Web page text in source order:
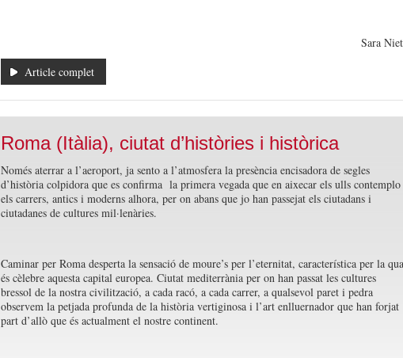
Sara
Article complet
Roma (Itàlia), ciutat d’històries i històrica
Només aterrar a l’aeroport, ja sento a l’atmosfera la presència encisadora de segles
d’història colpidora que es confirma la primera vegada que en aixecar els ulls contemplo
els carrers, antics i moderns alhora, per on abans que jo han passejat els ciutadans i
ciutadanes de cultures mil·lenàries.
Caminar per Roma desperta la sensació de moure’s per l’eternitat, característica per la
és cèlebre aquesta capital europea. Ciutat mediterrània per on han passat les cultures
bressol de la nostra civilització, a cada racó, a cada carrer, a qualsevol paret i pedra
observem la petjada profunda de la història vertiginosa i l’art enlluernador que han forjat
part d’allò que és actualment el nostre continent.